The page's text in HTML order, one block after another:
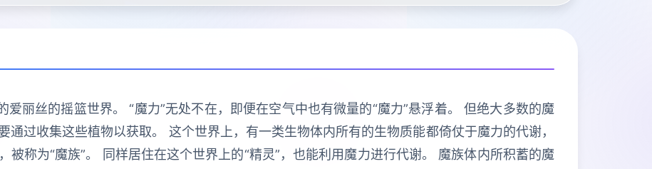
爱丽丝的摇篮世界。 “魔力”无处不在，即便在空气中也有微量的“魔力”悬浮着。 但绝大多数的魔
通过收集这些植物以获取。 这个世界上，有一类生物体内所有的生物质能都倚仗于魔力的代谢，
被称为“魔族”。 同样居住在这个世界上的“精灵”，也能利用魔力进行代谢。 魔族体内所积蓄的魔